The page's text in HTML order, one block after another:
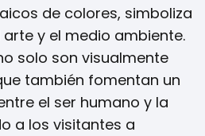
de colores, simboliza
y el medio ambiente.
solo son visualmente
también fomentan un
el ser humano y la
a los visitantes a